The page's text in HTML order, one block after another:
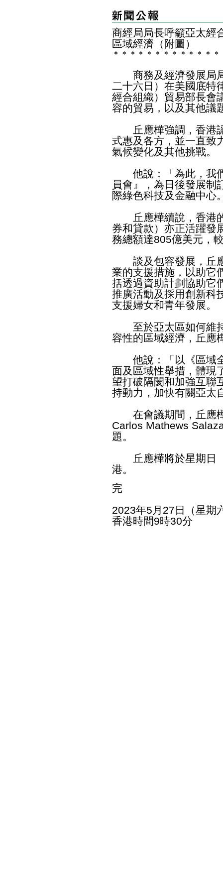
商經局局長呼籲亞太經
區域經濟（附圖）
＊ ＊ ＊ ＊ ＊ ＊ ＊ ＊ ＊ ＊ ＊ ＊ ＊
商務及經濟發展局局
二十六日）在美國底特
經合組織）貿易部長會
容的貿易，以及其他議
丘應樺強調，香港認
式惠及各方，並一直致
氣候變化及其他挑戰。
他說：「為此，我們
員會』，為日後發展制
際綠色科技及金融中心
丘應樺續說，香港的
券和貸款）亦正活躍發
務總額達805億美元，
談及包容發展，丘應
業的支援措施，以助它
括透過資助計劃協助它
推廣活動及採用創新科
支援婦女和青年發展。
至於亞太區如何維持
容性的區域經濟，丘應
他說：「以《區域全
面及區域性舉措，體現
望打破隔閡和加強互聯
持動力，加快有關亞太
在會議期間，丘應樺
Carlos Mathews
題。
丘應樺將於星期日（
港。
完
2023年5月27日（星期
香港時間9時30分